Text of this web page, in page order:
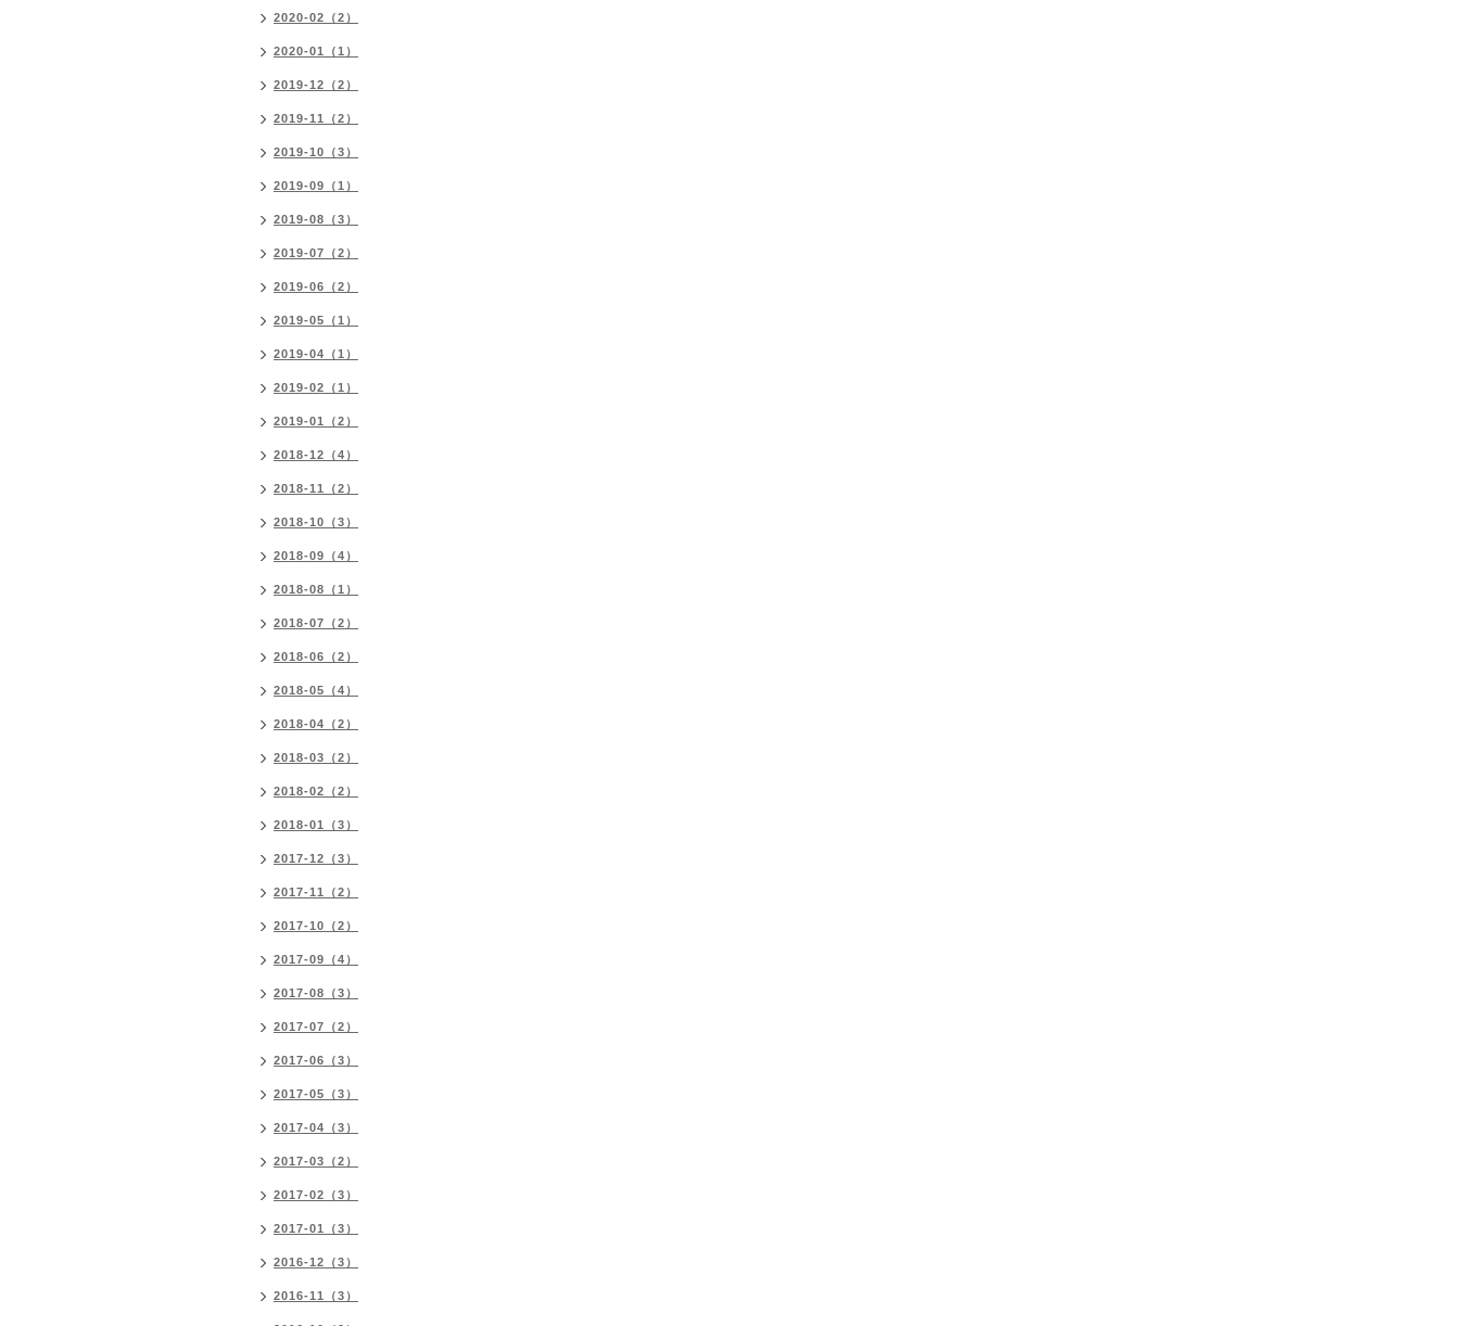
2020-02（2）
2020-01（1）
2019-12（2）
2019-11（2）
2019-10（3）
2019-09（1）
2019-08（3）
2019-07（2）
2019-06（2）
2019-05（1）
2019-04（1）
2019-02（1）
2019-01（2）
2018-12（4）
2018-11（2）
2018-10（3）
2018-09（4）
2018-08（1）
2018-07（2）
2018-06（2）
2018-05（4）
2018-04（2）
2018-03（2）
2018-02（2）
2018-01（3）
2017-12（3）
2017-11（2）
2017-10（2）
2017-09（4）
2017-08（3）
2017-07（2）
2017-06（3）
2017-05（3）
2017-04（3）
2017-03（2）
2017-02（3）
2017-01（3）
2016-12（3）
2016-11（3）